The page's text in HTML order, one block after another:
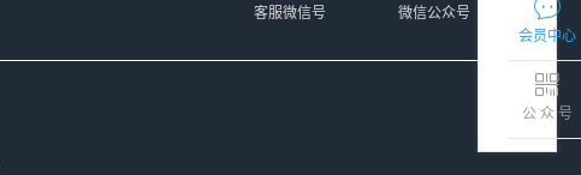
会员中心
公 众 号
微信公众号
客服微信号